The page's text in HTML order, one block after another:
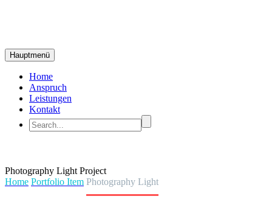
Hauptmenü
Home
Anspruch
Leistungen
Kontakt
Photography Light Project
Home Portfolio Item Photography Light